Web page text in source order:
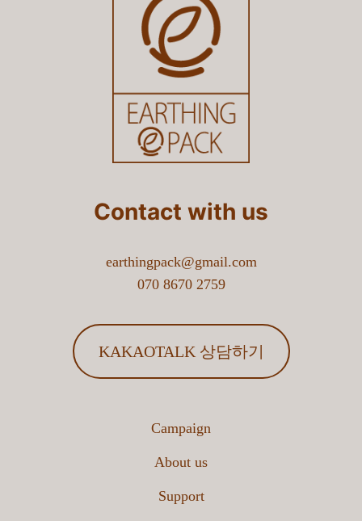
Contact with us
earthingpack@gmail.com
070 8670 2759
KAKAOTALK 상담하기
Campaign
About us
Support